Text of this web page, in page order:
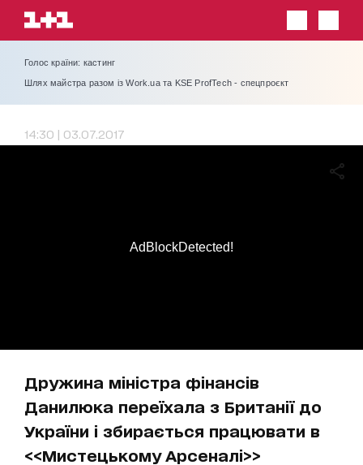
Голос країни: кастинг
Шлях майстра разом із Work.ua та KSE ProfTech - спецпроєкт
14:30 | 03.07.2017
Дружина міністра фінансів
Данилюка переїхала з Британії до
України і збирається працювати в
<<Мистецькому Арсеналі>>
AdBlockDetected!